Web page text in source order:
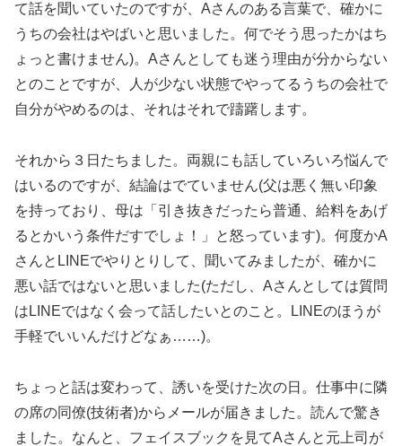
て話を聞いていたのですが、Aさんのある言葉で、確かに
うちの会社はやばいと思いました。何でそう思ったかはち
ょっと書けません)。Aさんとしても迷う理由が分からない
とのことですが、人が少ない状態でやってるうちの会社で
自分がやめるのは、それはそれで躊躇します。
それから３日たちました。両親にも話していろいろ悩んで
はいるのですが、結論はでていません(父は悪く無い印象
を持っており、母は「引き抜きだったら普通、給料をあげ
るとかいう条件だすでしょ！」と怒っています)。何度かA
さんとLINEでやりとりして、聞いてみましたが、確かに
悪い話ではないと思いました(ただし、Aさんとしては質問
はLINEではなく会って話したいとのこと。LINEのほうが
手軽でいいんだけどなぁ……)。
ちょっと話は変わって、誘いを受けた次の日。仕事中に隣
の席の同僚(技術者)からメールが届きました。読んで驚き
ました。なんと、フェイスブックを見てAさんと元上司が